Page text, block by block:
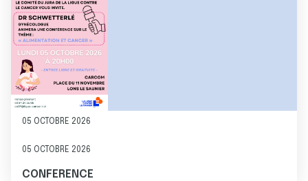
05 OCTOBRE 2026
05 OCTOBRE 2026
CONFERENCE